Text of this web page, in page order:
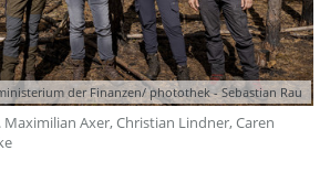
der Finanzen/ photothek - Sebastian Rau
Maximilian Axer, Christian Lindner, Caren